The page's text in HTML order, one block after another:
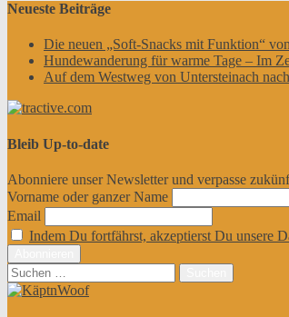
Neueste Beiträge
Die neuen „Soft-Snacks mit Funktion“
Hundewanderung für warme Tage – Im
Auf dem Westweg von Untersteinach
Bleib Up-to-date
Abonniere unser Newsletter und verpasse
Vorname oder ganzer Name
Email
Indem Du fortfährst, akzeptierst Du unsere
Suchen
nach: